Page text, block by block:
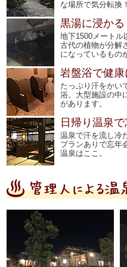
な場所で気分転換！
黒湯に浸かる
地下1500メートル
古代の植物が分解
になっているもの
岩盤浴で健康
たっぷり汗をかい
浴。大型施設の中
があります。
日帰り温泉で
温泉で汗を流し冷
プランありで忘年
温泉はここ。